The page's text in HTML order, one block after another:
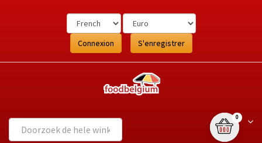
Connexion S'enregistrer
0{0}